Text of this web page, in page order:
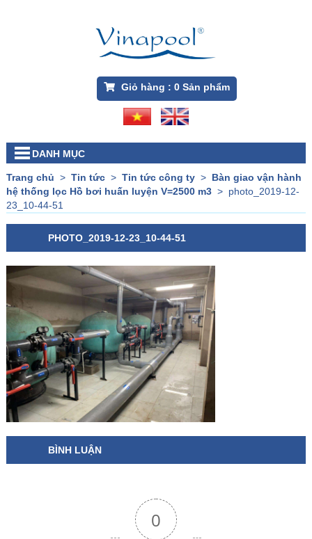
Giỏ hàng : 0Sản phẩm
DANH MỤC
Trang chủ > Tin tức> Tin tức công ty> Bàn giao vận hành
hệ thống lọc Hồ bơi huấn luyện V=2500 m3> photo_2019-12-
23_10-44-51
PHOTO_2019-12-23_10-44-51
BÌNH LUẬN
0